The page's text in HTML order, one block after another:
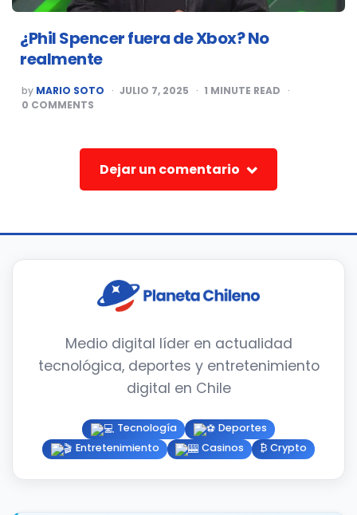
¿Phil Spencer fuera de Xbox? No
realmente
POSTED
BY
by MARIO SOTO JULIO 7, 2025 1 MINUTE READ
0 COMMENTS
Dejar un comentario
Medio digital líder en actualidad
tecnológica, deportes y entretenimiento
digital en Chile
Tecnología
Deportes
Entretenimiento
Casinos ₿ Crypto